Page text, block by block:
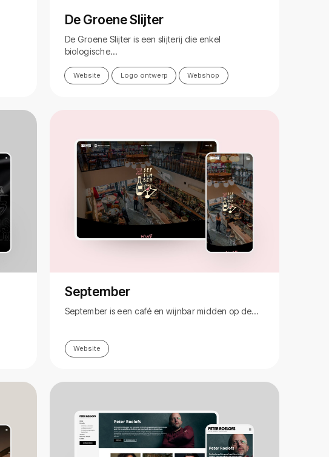
De Groene Slijter
De Groene Slijter is een slijterij die enkel
biologische…
Website Logo ontwerp Webshop
September
September is een café en wijnbar midden op de…
Website